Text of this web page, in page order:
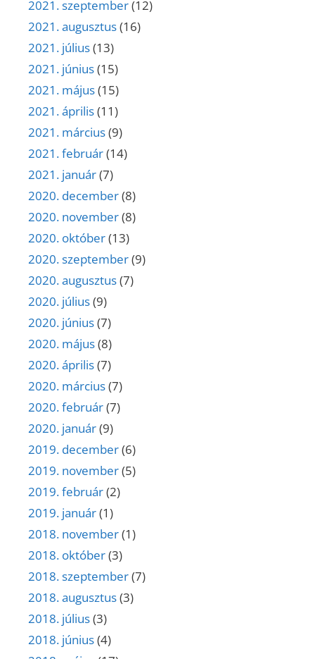
2021. szeptember(12)
2021. augusztus(16)
2021. július(13)
2021. június(15)
2021. május(15)
2021. április(11)
2021. március(9)
2021. február(14)
2021. január(7)
2020. december(8)
2020. november(8)
2020. október(13)
2020. szeptember(9)
2020. augusztus(7)
2020. július(9)
2020. június(7)
2020. május(8)
2020. április(7)
2020. március(7)
2020. február(7)
2020. január(9)
2019. december(6)
2019. november(5)
2019. február(2)
2019. január(1)
2018. november(1)
2018. október(3)
2018. szeptember(7)
2018. augusztus(3)
2018. július(3)
2018. június(4)